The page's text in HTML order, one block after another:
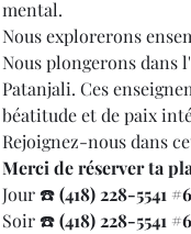
mental.
Nous explorerons
Nous plongerons dans
Patanjali. Ces
béatitude et de paix
Rejoignez-nous dans
Merci de réserver ta
Jour ☎️ (418) 228-5541
Soir ☎️ (418) 228-5541